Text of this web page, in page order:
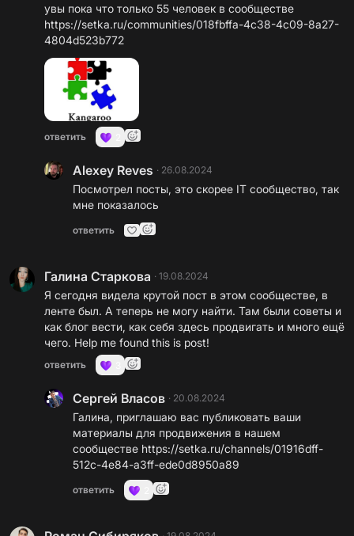
https://setka.ru/communities/018fbffa-4c38-4c09-8a27-
4804d523b772
ответить
Alexey Reves · 26.08.2024
Посмотрел посты, это скорее IT сообщество, так
мне показалось
ответить
Галина Старкова · 19.08.2024
Я сегодня видела крутой пост в этом сообществе, в
ленте был. А теперь не могу найти. Там были советы и
как блог вести, как себя здесь продвигать и много ещё
чего. Help me found this is post!
ответить
Сергей Власов · 20.08.2024
Галина, приглашаю вас публиковать ваши
материалы для продвижения в нашем
сообществе https://setka.ru/channels/01916dff-
512c-4e84-a3ff-ede0d8950a89
ответить